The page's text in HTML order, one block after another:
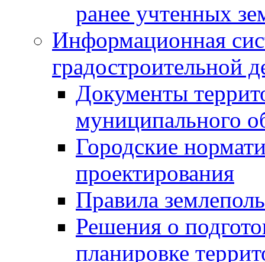
ранее учтенных
Информационная
градостроительной
Документы
муниципального
Городские
проектирования
Правила
Решения о
планировке